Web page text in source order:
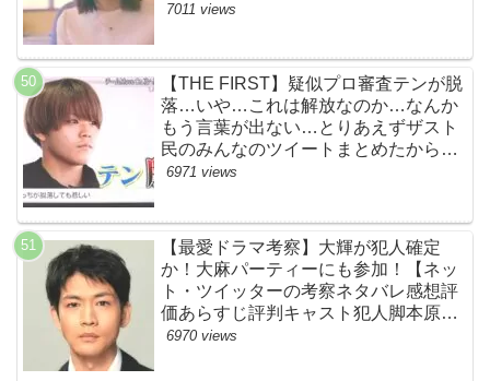
7011 views
【THE FIRST】疑似プロ審査テンが脱
落…いや…これは解放なのか…なんか
もう言葉が出ない…とりあえずザスト
民のみんなのツイートまとめたから見
て…【ザファースト・ネットのネタバ
6971 views
【最愛ドラマ考察】大輝が犯人確定
か！大麻パーティーにも参加！【ネッ
ト・ツイッターの考察ネタバレ感想評
価あらすじ評判キャスト犯人脚本原作
黒幕伏線まとめ・大ちゃん・梨央・加
6970 views